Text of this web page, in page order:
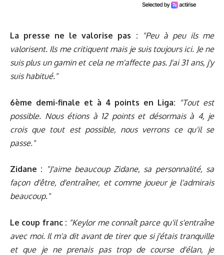
La presse ne le valorise pas :
"Peu à peu ils me
valorisent. Ils me critiquent mais je suis toujours ici. Je ne
suis plus un gamin et cela ne m'affecte pas. J'ai 31 ans, j'y
suis habitué."
6ème demi-finale et à 4 points en Liga: "Tout est
possible. Nous étions à 12 points et désormais à 4, je
crois que tout est possible, nous verrons ce qu'il se
passe."
Zidane : "J'aime beaucoup Zidane, sa personnalité, sa
façon d'être, d'entraîner, et comme joueur je l'admirais
beaucoup."
Le coup franc : "Keylor me connaît parce qu'il s'entraîne
avec moi. Il m'a dit avant de tirer que si j'étais tranquille
et que je ne prenais pas trop de course d'élan, je